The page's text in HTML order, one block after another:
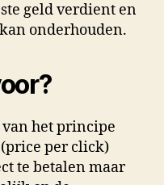
geld verdient en
onderhouden.
het principe
per click)
te betalen maar